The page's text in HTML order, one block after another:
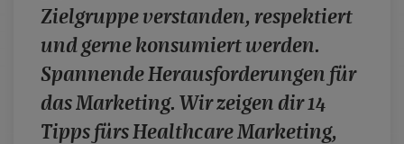
Zielgruppe verstanden, respektiert
und gerne konsumiert werden.
Spannende Herausforderungen für
das Marketing. Wir zeigen dir 14
Tipps fürs Healthcare Marketing,